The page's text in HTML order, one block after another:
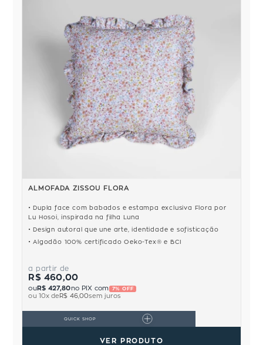
ALMOFADA ZISSOU FLORA
Dupla face com babados e estampa exclusiva Flora por
Lu Hosoi, inspirada na filha Luna
Design autoral que une arte, identidade e sofisticação
Algodão 100% certificado Oeko-Tex® e BCI
a partir de
R$ 460,00
ouR$ 427,80no PIX com 7% OFF
ou 10x de R$ 46,00sem juros
QUICK SHOP
VER PRODUTO